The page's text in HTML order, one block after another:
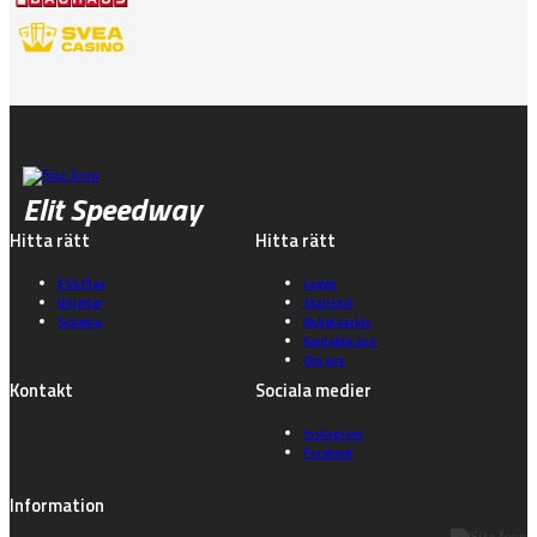
Elit Speedway
Hitta rätt
ESS Play
Biljetter
Schema
Hitta rätt
Lagen
Statistik
Nyhetsarkiv
Kontakta oss
Om oss
Kontakt Sociala medier
Instagram
Facebook
Information